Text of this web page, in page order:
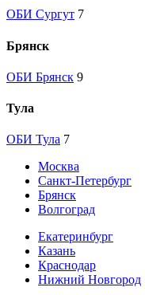
ОБИ Сургут 7
Брянск
ОБИ Брянск 9
Тула
ОБИ Тула 7
Москва
Санкт-Петербург
Брянск
Волгоград
Екатеринбург
Казань
Краснодар
Нижний Новгород